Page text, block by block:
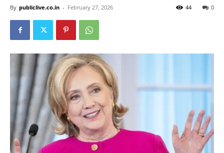
By publiclive.co.in - February 27, 2026 0
44